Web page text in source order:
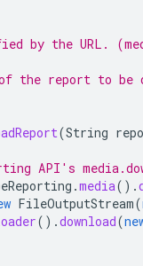
by the URL.
the report to be
(String
API's
.media().
FileOutputStream(
().download(